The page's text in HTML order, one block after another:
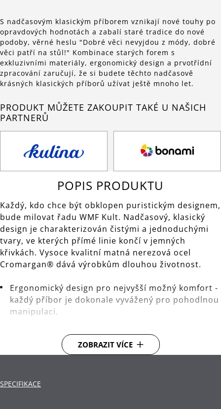
S nadčasovým klasickým příborem vznikají nové touhy po
opravdových hodnotách a zabalí staré tradice do nové
podoby, věrné heslu "Dobré věci nevyjdou z módy, dobré
věci patří na stůl!" Kombinace starých forem s
exkluzivními materiály, ergonomický design a prvotřídní
zpracování zaručují, že si budete těchto nadčasově
krásných klasických příborů užívat ještě mnoho let.
PRODUKT MŮŽETE ZAKOUPIT TAKÉ U NAŠICH
PARTNERŮ
POPIS PRODUKTU
Každý, kdo chce být obklopen puristickým designem,
bude milovat řadu WMF Kult. Nadčasový, klasický
design je charakterizován čistými a jednoduchými
tvary, ve kterých přímé linie končí v jemných
křivkách. Vysoce kvalitní matná nerezová ocel
Cromargan® dává výrobkům dlouhou životnost.
Ergonomický design pro nejvyšší možný komfort -
každý příbor je dokonale vyvážený pro pohodlnou
manipulaci.
třikrát tvrdší povrch příborů. Se zvýšenou
odolností proti poškrábání a opotřebení.
ZOBRAZIT VÍCE
SPECIFIKACE